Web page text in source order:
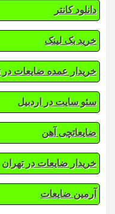
دانلود کانتر
خرید بک لینک
خریدار عمده ضایعات در
سئو سایت در اردبیل
ضایعاتچی آهن
خریدار ضایعات در تهران
آرمین ضایعات